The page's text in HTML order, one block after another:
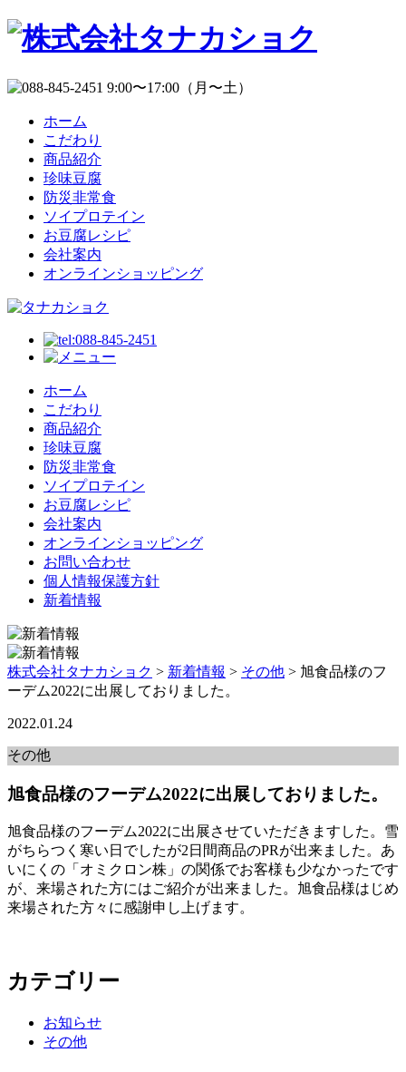
ホーム
こだわり
商品紹介
珍味豆腐
防災非常食
ソイプロテイン
お豆腐レシピ
会社案内
オンラインショッピング
ホーム
こだわり
商品紹介
珍味豆腐
防災非常食
ソイプロテイン
お豆腐レシピ
会社案内
オンラインショッピング
お問い合わせ
個人情報保護方針
新着情報
株式会社タナカショク > 新着情報 > その他 > 旭食品様のフ
ーデム2022に出展しておりました。
2022.01.24
その他
旭食品様のフーデム2022に出展しておりました。
旭食品様のフーデム2022に出展させていただきますした。雪
がちらつく寒い日でしたが2日間商品のPRが出来ました。あ
いにくの「オミクロン株」の関係でお客様も少なかったです
が、来場された方にはご紹介が出来ました。旭食品様はじめ
来場された方々に感謝申し上げます。
カテゴリー
お知らせ
その他